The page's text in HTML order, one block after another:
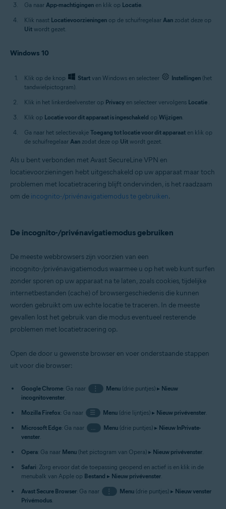
Ga naar App-machtigingen en klik op Locatie.
Klik naast Locatievoorzieningen op de schuifregelaar Aan zodat deze op
Uit wordt gezet.
Windows 10
Klik op de knop Start van Windows en selecteer Instellingen (het
tandwielpictogram).
Klik in het linkerdeelvenster op Privacy en selecteer vervolgens Locatie .
Klik op Locatie voor dit apparaat is ingeschakeld op Wijzigen.
Ga naar het selectievakje Toegang tot locatie voor dit apparaat en klik op
de schuifregelaar Aan zodat deze op Uit wordt gezet.
Als u bent verbonden met Avast SecureLine VPN en
locatievoorzieningen hebt uitgeschakeld op uw apparaat maar toch
problemen met locatietracering blijft ondervinden, is het raadzaam
om de incognito-/privénavigatiemodus te gebruiken.
De incognito-/privénavigatiemodus gebruiken
De meeste webbrowsers zijn voorzien van een
incognito-/privénavigatiemodus waarmee u op het web kunt surfen
zonder sporen op uw apparaat na te laten, zoals cookies, tijdelijke
internetbestanden (cache) of browsergeschiedenis die kunnen
worden gebruikt om uw echte locatie te traceren. In de meeste
gevallen lost het gebruik van die modus eventueel resterende
problemen met locatietracering op.
Open de door u gewenste browser en voer onderstaande stappen
uit voor die browser:
Google Chrome: Ga naar ⋮ Menu(drie puntjes) ▸ Nieuw
incognitovenster.
Mozilla Firefox: Ga naar ☰ Menu(drie lijntjes) ▸ Nieuw privévenster.
Microsoft Edge: Ga naar … Menu(drie puntjes) ▸ Nieuw InPrivate-
venster.
Opera: Ga naar Menu (het pictogram van Opera) ▸ Nieuw privévenster.
Safari: Zorg ervoor dat de toepassing geopend en actief is en klik in de
menubalk van Apple op Bestand ▸ Nieuw privévenster.
Avast Secure Browser: Ga naar ⋮ Menu(drie puntjes) ▸ Nieuw venster
Privémodus.